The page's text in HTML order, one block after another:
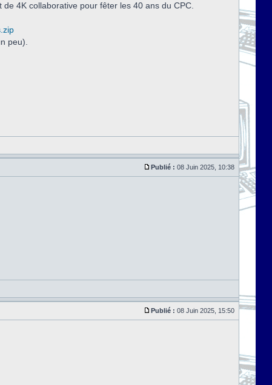
4K collaborative pour fêter les 40 ans du CPC.
peu).
Publié : 08 Juin 2025, 10:38
Publié : 08 Juin 2025, 15:50